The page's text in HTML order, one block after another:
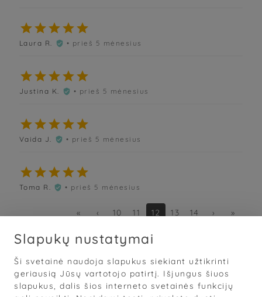

Laura R.  • prieš 5 mėnesius

Justina K.  • prieš 5 mėnesius

Vaida J.  • prieš 5 mėnesius

Toma R.  • prieš 5 mėnesius
« ‹ 10 11 12 13 14 › »
Slapukų nustatymai
Ši svetainė naudoja slapukus siekiant užtikrinti
geriausią Jūsų vartotojo patirtį. Išjungus šiuos
slapukus, dalis šios interneto svetainės funkcijų
Sąlygos · Privatumas · Slapukai
© 2026 „Grožis Saviems“